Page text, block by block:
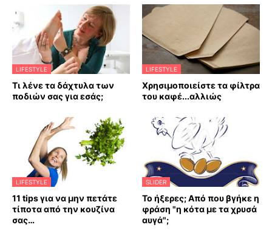
LIFESTYLE
Τι λένε τα δάχτυλα των
ποδιών σας για εσάς;
LIFESTYLE
Χρησιμοποιείστε τα φίλτρα
του καφέ...αλλιώς
LIFESTYLE
11 tips για να μην πετάτε
τίποτα από την κουζίνα
σας…
SLIDER
Το ήξερες; Από που βγήκε η
φράση "η κότα με τα χρυσά
αυγά";